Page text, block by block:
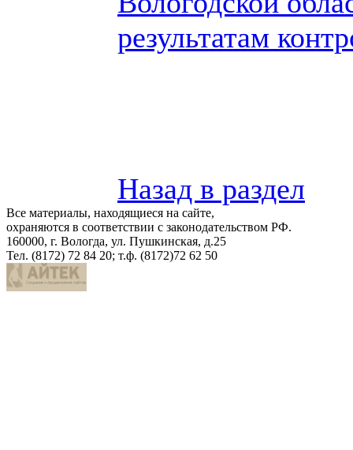
результатам
Назад в раздел
Все материалы, находящиеся на сайте,
охраняются в соответствии с законодательством РФ.
160000, г. Вологда, ул. Пушкинская, д.25
Тел. (8172) 72 84 20; т.ф. (8172)72 62 50